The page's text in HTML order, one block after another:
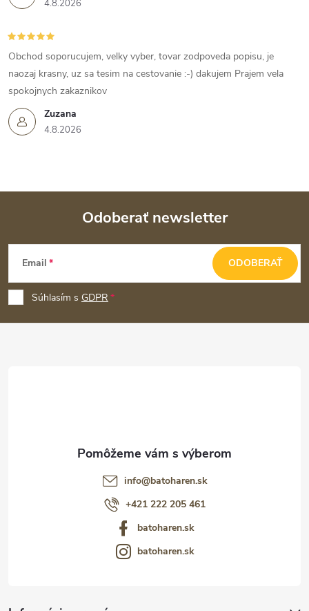
4.8.2026
Zuzana
4.8.2026
Obchod soporucujem, velky vyber, tovar zodpoveda popisu, je
naozaj krasny, uz sa tesim na cestovanie :-) dakujem Prajem vela
spokojnych zakaznikov
Z
p
ä
Odoberať newsletter
Email
Súhlasím s GDPR
ODOBERAŤ
info@batoharen.sk
+421 222 205 461
batoharen.sk
batoharen.sk